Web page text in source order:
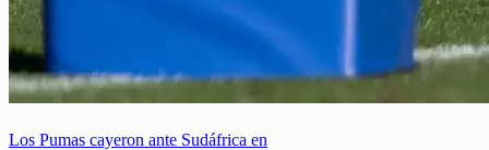
Los Pumas cayeron ante Sudáfrica en